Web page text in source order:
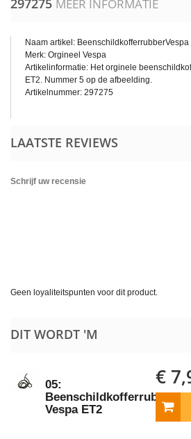
297275 MEER INFORMATIE
Naam artikel: BeenschildkofferrubberVespa
Merk: Orgineel Vespa
Artikelinformatie: Het orginele
ET2. Nummer 5 op de afbeelding.
Artikelnummer: 297275
LAATSTE REVIEWS
Schrijf uw recensie
Geen loyaliteitspunten voor dit product.
DIT WORDT 'M
05:
Beenschildkofferrubber
Vespa ET2
€